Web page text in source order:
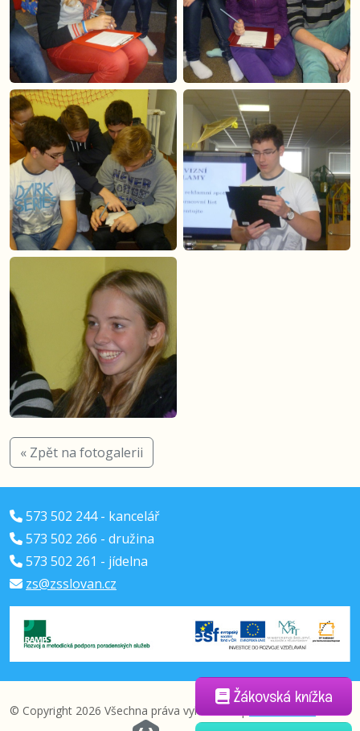
« Zpět na fotogalerii
573 502 244 - kancelář
573 502 266 - družina
573 502 261 - jídelna
zs@zsslovan.cz
© Copyright 2026 Všechna práva vyhrazena |
Žákovská knížka